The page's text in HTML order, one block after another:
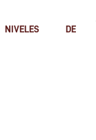
NIVELES DE